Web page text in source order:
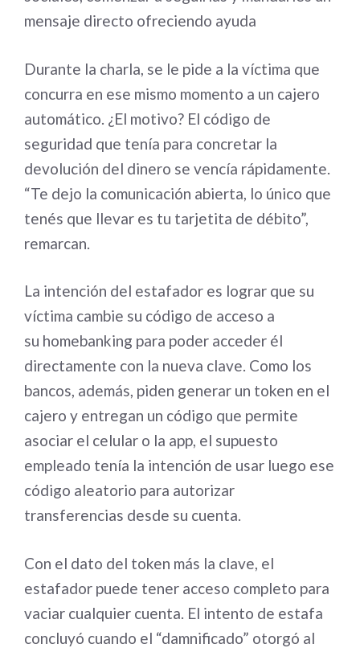
mensaje directo ofreciendo ayuda
Durante la charla, se le pide a la víctima que
concurra en ese mismo momento a un cajero
automático. ¿El motivo? El código de
seguridad que tenía para concretar la
devolución del dinero se vencía rápidamente.
“Te dejo la comunicación abierta, lo único que
tenés que llevar es tu tarjetita de débito”,
remarcan.
La intención del estafador es lograr que su
víctima cambie su código de acceso a
su homebanking para poder acceder él
directamente con la nueva clave. Como los
bancos, además, piden generar un token en el
cajero y entregan un código que permite
asociar el celular o la app, el supuesto
empleado tenía la intención de usar luego ese
código aleatorio para autorizar
transferencias desde su cuenta.
Con el dato del token más la clave, el
estafador puede tener acceso completo para
vaciar cualquier cuenta. El intento de estafa
concluyó cuando el “damnificado” otorgó al